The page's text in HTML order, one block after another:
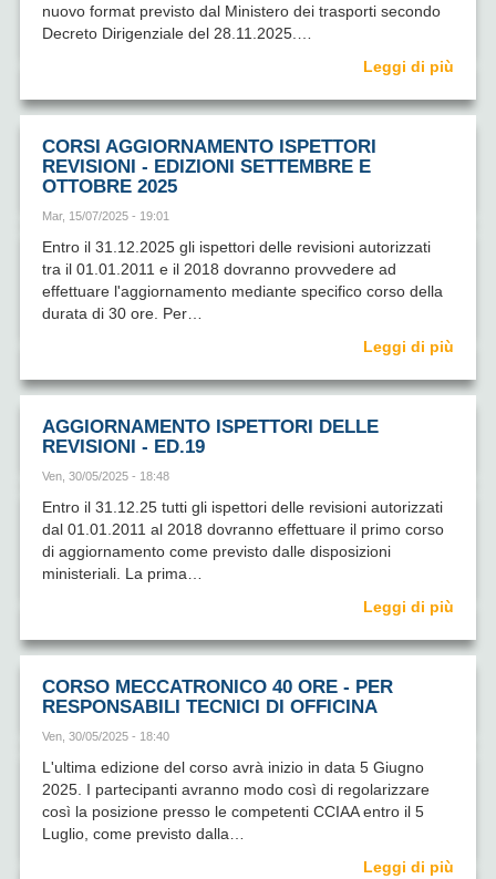
nuovo format previsto dal Ministero dei trasporti secondo
Decreto Dirigenziale del 28.11.2025.…
Leggi di più
CORSI AGGIORNAMENTO ISPETTORI
REVISIONI - EDIZIONI SETTEMBRE E
OTTOBRE 2025
Mar, 15/07/2025 - 19:01
Entro il 31.12.2025 gli ispettori delle revisioni autorizzati
tra il 01.01.2011 e il 2018 dovranno provvedere ad
effettuare l'aggiornamento mediante specifico corso della
durata di 30 ore. Per…
Leggi di più
AGGIORNAMENTO ISPETTORI DELLE
REVISIONI - ED.19
Ven, 30/05/2025 - 18:48
Entro il 31.12.25 tutti gli ispettori delle revisioni autorizzati
dal 01.01.2011 al 2018 dovranno effettuare il primo corso
di aggiornamento come previsto dalle disposizioni
ministeriali. La prima…
Leggi di più
CORSO MECCATRONICO 40 ORE - PER
RESPONSABILI TECNICI DI OFFICINA
Ven, 30/05/2025 - 18:40
L'ultima edizione del corso avrà inizio in data 5 Giugno
2025. I partecipanti avranno modo così di regolarizzare
così la posizione presso le competenti CCIAA entro il 5
Luglio, come previsto dalla…
Leggi di più